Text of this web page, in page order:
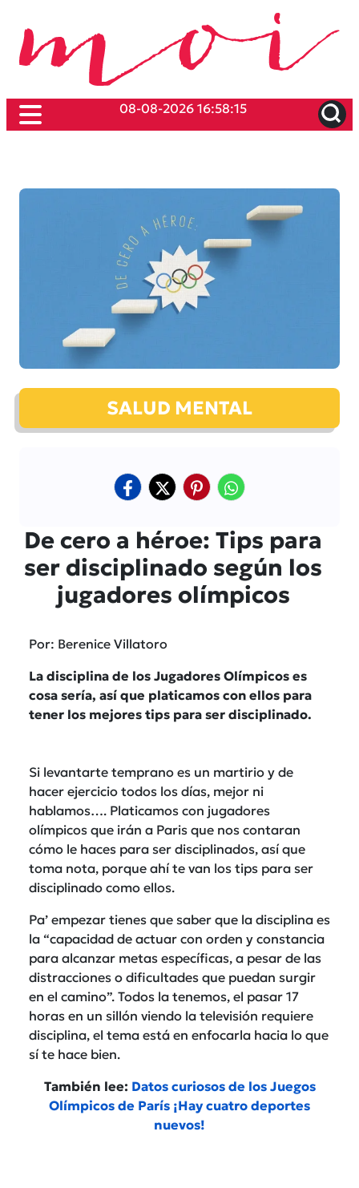
08-08-2026 16:58:15
SALUD MENTAL
De cero a héroe: Tips para
ser disciplinado según los
jugadores olímpicos
Por: Berenice Villatoro
La disciplina de los Jugadores Olímpicos es
cosa sería, así que platicamos con ellos para
tener los mejores tips para ser disciplinado.
Si levantarte temprano es un martirio y de
hacer ejercicio todos los días, mejor ni
hablamos…. Platicamos con jugadores
olímpicos que irán a Paris que nos contaran
cómo le haces para ser disciplinados, así que
toma nota, porque ahí te van los tips para ser
disciplinado como ellos.
Pa’ empezar tienes que saber que la disciplina es
la “capacidad de actuar con orden y constancia
para alcanzar metas específicas, a pesar de las
distracciones o dificultades que puedan surgir
en el camino”. Todos la tenemos, el pasar 17
horas en un sillón viendo la televisión requiere
disciplina, el tema está en enfocarla hacia lo que
sí te hace bien.
También lee: Datos curiosos de los Juegos
Olímpicos de París ¡Hay cuatro deportes
nuevos!